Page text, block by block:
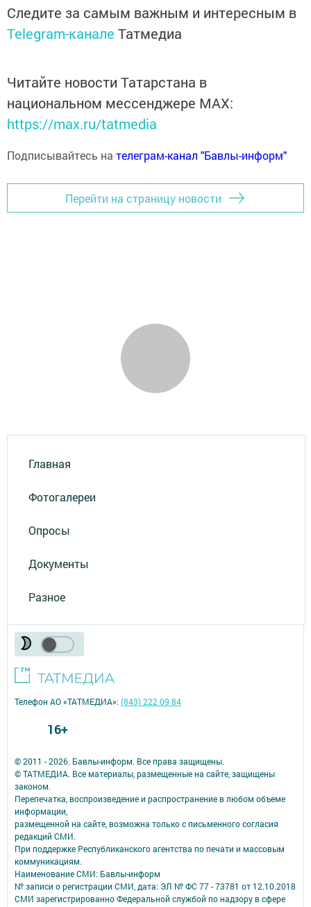
Следите за самым важным и интересным в
Telegram-канале Татмедиа
Читайте новости Татарстана в
национальном мессенджере MАХ:
https://max.ru/tatmedia
Подписывайтесь на телеграм-канал "Бавлы-информ"
Перейти на страницу новости
Главная
Фотогалереи
Опросы
Документы
Разное
© 2011 - 2026. Бавлы-информ. Все права защищены.
© ТАТМЕДИА. Все материалы, размещенные на сайте, защищены
законом.
Перепечатка, воспроизведение и распространение в любом объеме
информации,
размещенной на сайте, возможна только с письменного согласия
редакций СМИ.
При поддержке Республиканского агентства по печати и массовым
коммуникациям.
Наименование СМИ: Бавлы-информ
№ записи о регистрации СМИ, дата: ЭЛ № ФС 77 - 73781 от 12.10.2018
СМИ зарегистрированно Федеральной службой по надзору в сфере
Телефон АО «ТАТМЕДИА»:(843) 222 09 84
16+